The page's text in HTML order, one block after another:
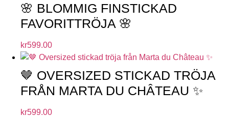
🌸 BLOMMIG FINSTICKAD
FAVORITTRÖJA 🌸
kr599.00
🤎 OVERSIZED STICKAD TRÖJA
FRÅN MARTA DU CHÂTEAU ✨
kr599.00